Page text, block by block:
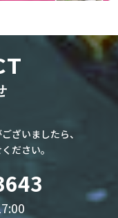
ざいましたら、
ださい。